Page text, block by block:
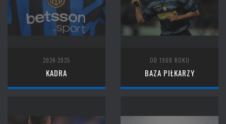
2024-2025
KADRA
OD 1908 ROKU
BAZA PIŁKARZY